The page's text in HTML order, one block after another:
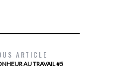
ARTICLE
AU TRAVAIL #5